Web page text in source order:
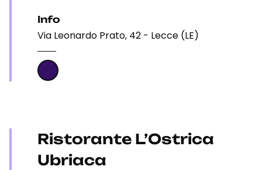
Info
Via Leonardo Prato, 42 - Lecce (LE)
Ristorante L’Ostrica
Ubriaca